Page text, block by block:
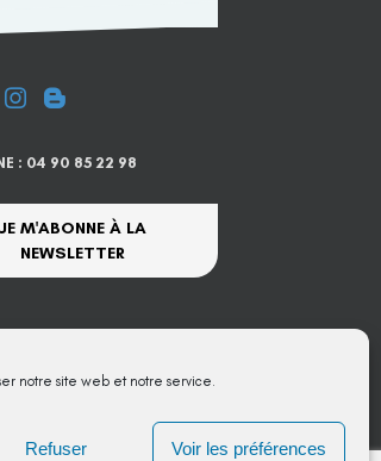
notre site web et notre service.
Refuser Voir les préférences
: 04 90 85 22 98
JE M'ABONNE À LA
NEWSLETTER